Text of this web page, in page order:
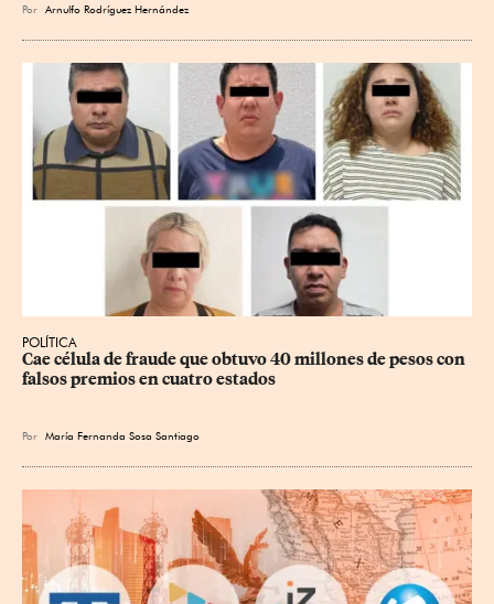
Por Arnulfo Rodríguez Hernández
POLÍTICA
Cae célula de fraude que obtuvo 40 millones de pesos con
falsos premios en cuatro estados
Por María Fernanda Sosa Santiago